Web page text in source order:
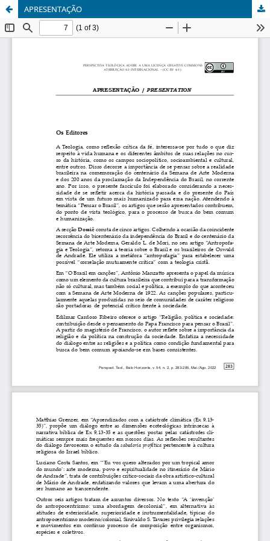
APRESENTAÇÃO